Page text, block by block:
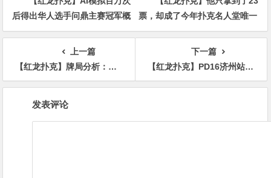
后得出华人选手问鼎主赛冠军概
率仅3%
票，却成了今年扑克名人堂唯一
的入选者
上一篇
【红龙扑克】牌局分析：BxB价值可以很薄很薄
下一篇
【红龙扑克】PD16济州站 | 二阶段早鸟开跑！主赛选拔赛现已开始，2月15等你创造荣耀
发表评论